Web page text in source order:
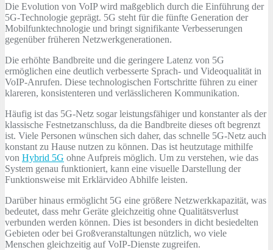
Die Evolution von VoIP wird maßgeblich durch die Einführung der
5G-Technologie geprägt. 5G steht für die fünfte Generation der
Mobilfunktechnologie und bringt signifikante Verbesserungen
gegenüber früheren Netzwerkgenerationen.
Die erhöhte Bandbreite und die geringere Latenz von 5G
ermöglichen eine deutlich verbesserte Sprach- und Videoqualität in
VoIP-Anrufen. Diese technologischen Fortschritte führen zu einer
klareren, konsistenteren und verlässlicheren Kommunikation.
Häufig ist das 5G-Netz sogar leistungsfähiger und konstanter als der
klassische Festnetzanschluss, da die Bandbreite dieses oft begrenzt
ist. Viele Personen wünschen sich daher, das schnelle 5G-Netz auch
konstant zu Hause nutzen zu können. Das ist heutzutage mithilfe
von Hybrid 5G ohne Aufpreis möglich. Um zu verstehen, wie das
System genau funktioniert, kann eine visuelle Darstellung der
Funktionsweise mit Erklärvideo Abhilfe leisten.
Darüber hinaus ermöglicht 5G eine größere Netzwerkkapazität, was
bedeutet, dass mehr Geräte gleichzeitig ohne Qualitätsverlust
verbunden werden können. Dies ist besonders in dicht besiedelten
Gebieten oder bei Großveranstaltungen nützlich, wo viele
Menschen gleichzeitig auf VoIP-Dienste zugreifen.